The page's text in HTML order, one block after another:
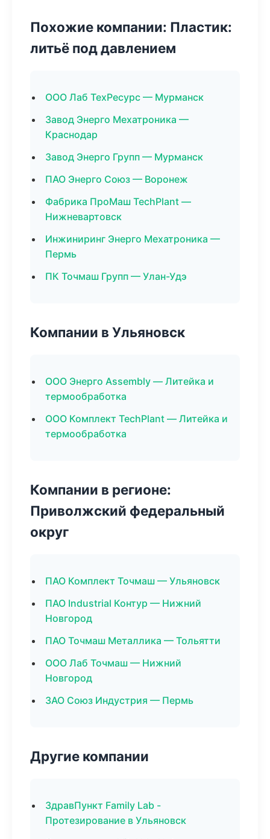
Похожие компании: Пластик:
литьё под давлением
ООО Лаб ТехРесурс — Мурманск
Завод Энерго Мехатроника —
Краснодар
Завод Энерго Групп — Мурманск
ПАО Энерго Союз — Воронеж
Фабрика ПроМаш TechPlant —
Нижневартовск
Инжиниринг Энерго Мехатроника —
Пермь
ПК Точмаш Групп — Улан-Удэ
Компании в Ульяновск
ООО Энерго Assembly — Литейка и
термообработка
ООО Комплект TechPlant — Литейка и
термообработка
Компании в регионе:
Приволжский федеральный
округ
ПАО Комплект Точмаш — Ульяновск
ПАО Industrial Контур — Нижний
Новгород
ПАО Точмаш Металлика — Тольятти
ООО Лаб Точмаш — Нижний
Новгород
ЗАО Союз Индустрия — Пермь
Другие компании
ЗдравПункт Family Lab -
Протезирование в Ульяновск